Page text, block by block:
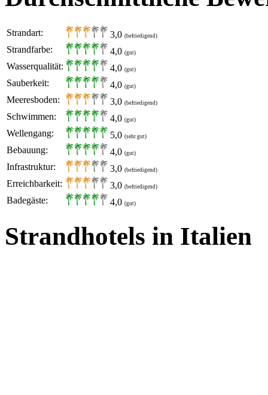
Strandart: 3,0 (befriedigend)
Strandfarbe: 4,0 (gut)
Wasserqualität: 4,0 (gut)
Sauberkeit: 4,0 (gut)
Meeresboden: 3,0 (befriedigend)
Schwimmen: 4,0 (gut)
Wellengang: 5,0 (sehr gut)
Bebauung: 4,0 (gut)
Infrastruktur: 3,0 (befriedigend)
Erreichbarkeit: 3,0 (befriedigend)
Badegäste: 4,0 (gut)
Strandhotels in Italien